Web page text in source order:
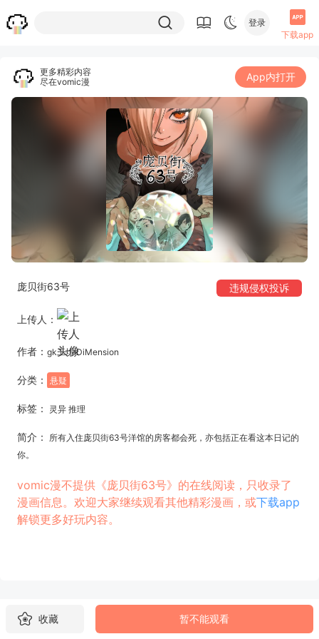
登录
下载app
更多精彩内容
尽在vomic漫
App内打开
庞贝街63号 违规侵权投诉
上传人：
作者： gk工坊 DiMension
分类： 悬疑
标签： 灵异 推理
简介：
所有入住庞贝街63号洋馆的房客都会死，亦包括正在看这本日记的
你。
vomic漫不提供《庞贝街63号》的在线阅读，只收录了
漫画信息。欢迎大家继续观看其他精彩漫画，或下载app
解锁更多好玩内容。
收藏 暂不能观看